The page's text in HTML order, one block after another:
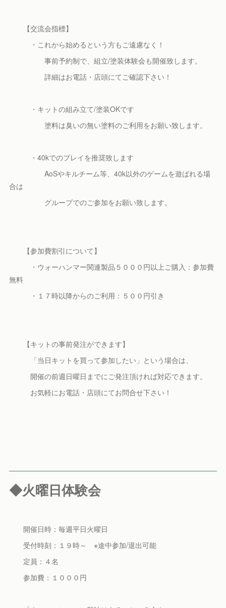
【交流会指標】
・これから始めるという方もご遠慮なく！
事前予約制で、組立/塗装体験会も開催致します。
詳細はお電話・店頭にてご確認下さい！
・キットの組み立て/塗装OKです
塗料は臭いの無い塗料のご利用をお願い致します。
・40kでのプレイを推奨致します
AoSやキルチーム等、40k以外のゲームを遊ばれる場
合は
グループでのご参加をお願い致します。
【参加費割引について】
・ウォーハンマー関連製品５０００円以上ご購入：参加費
無料
・１７時以降からのご利用：５００円引き
【キットの事前発注ができます】
「当日キットを買って参加したい」という場合は、
開催の前週日曜日までにご発注頂ければ対応できます。
お気軽にお電話・店頭にてお問合せ下さい！
◆火曜日体験会
開催日時：毎週平日火曜日
受付時刻：１９時～ ※途中参加/退出可能
定員：４名
参加費：１０００円